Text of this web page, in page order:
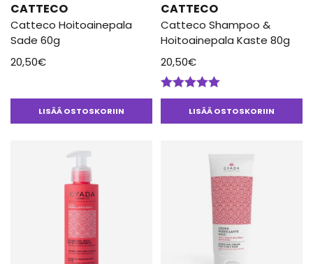
CATTECO
Catteco Hoitoainepala
Sade 60g
20,50€
LISÄÄ OSTOSKORIIN
CATTECO
Catteco Shampoo &
Hoitoainepala Kaste 80g
20,50€
Arvostelu
tuotteesta:LISÄÄ OSTOSKORIIN